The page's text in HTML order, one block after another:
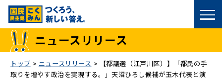
国民民主党トップ
ニュースリリース
トップ > ニュースリリース >
【都議選（江戸川区）】「都民の手
取りを増やす政治を実現する。」天沼ひろし候補が玉木代表と演